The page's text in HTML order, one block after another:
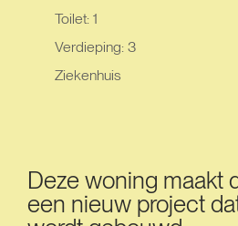
Toilet: 1
Verdieping: 3
Ziekenhuis
Deze woning maakt
een nieuw project